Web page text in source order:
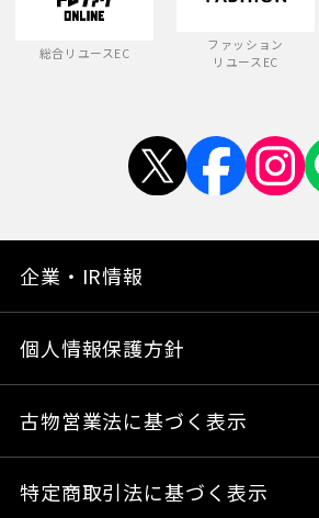
総合リユースEC
ファッション
リユースEC
企業・IR情報
個人情報保護方針
古物営業法に基づく表示
特定商取引法に基づく表示